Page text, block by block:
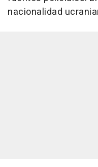
nacionalidad